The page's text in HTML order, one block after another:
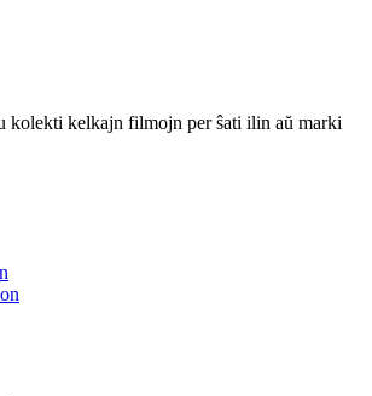
kolekti kelkajn filmojn per ŝati ilin aŭ marki